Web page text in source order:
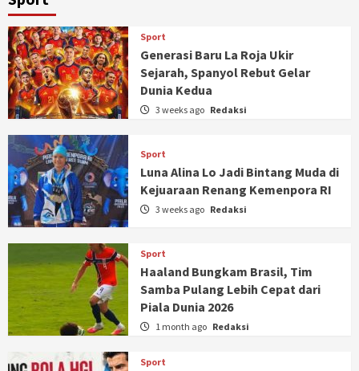
Sport
Generasi Baru La Roja Ukir
Sejarah, Spanyol Rebut Gelar
Dunia Kedua
3 weeks ago Redaksi
Sport
Luna Alina Lo Jadi Bintang Muda di
Kejuaraan Renang Kemenpora RI
3 weeks ago Redaksi
Sport
Haaland Bungkam Brasil, Tim
Samba Pulang Lebih Cepat dari
Piala Dunia 2026
1 month ago Redaksi
Sport